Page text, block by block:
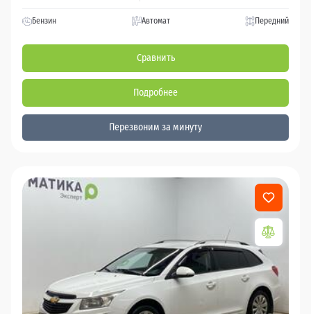
Бензин Автомат Передний
Сравнить
Подробнее
Перезвоним за минуту